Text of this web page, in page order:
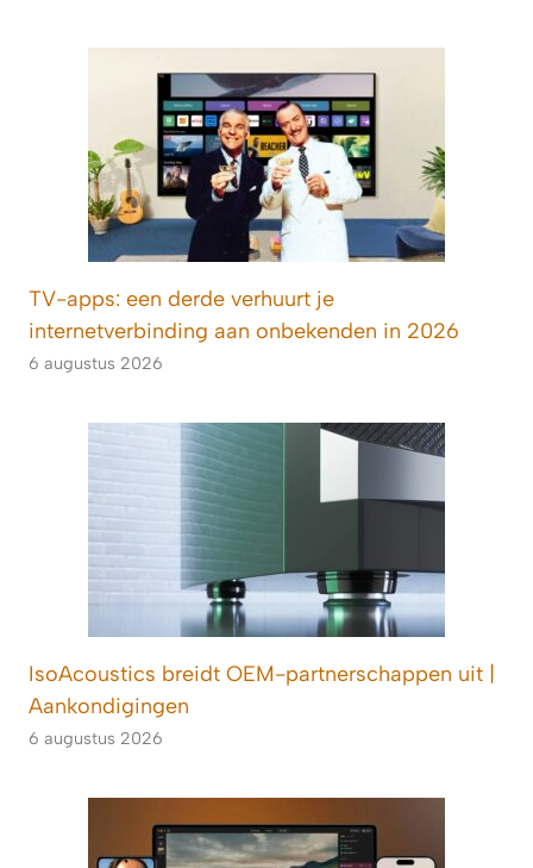
TV-apps: een derde verhuurt je
internetverbinding aan onbekenden in 2026
6 augustus 2026
IsoAcoustics breidt OEM-partnerschappen uit |
Aankondigingen
6 augustus 2026